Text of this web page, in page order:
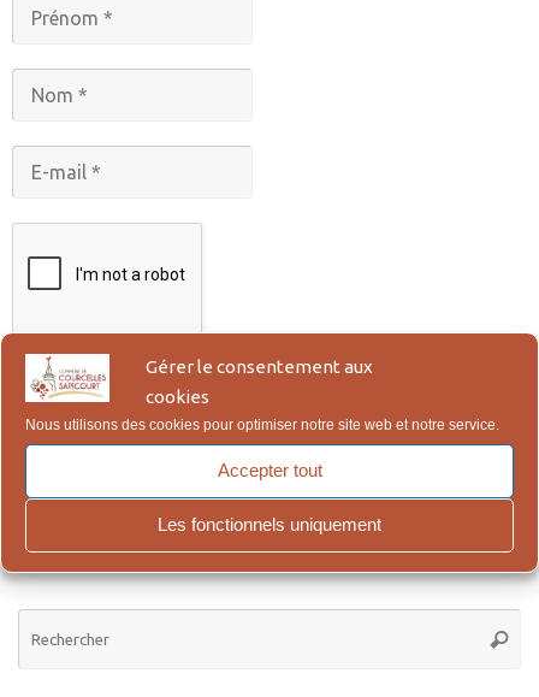
Gérer le consentement aux
cookies
Nous utilisons des cookies pour optimiser notre site web et notre service.
Accepter tout
Les fonctionnels uniquement
En vous abonnant, vous acceptez notre Politique de
Confidentialité, qui figure en bas de page.